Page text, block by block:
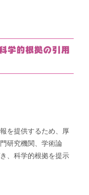
学的根拠の引用
を提供するため、厚
研究機関、学術論
、科学的根拠を提示